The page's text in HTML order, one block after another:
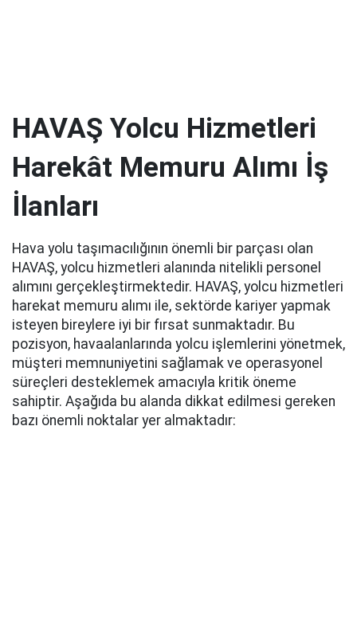
HAVAŞ Yolcu Hizmetleri
Harekât Memuru Alımı İş
İlanları
Hava yolu taşımacılığının önemli bir parçası olan
HAVAŞ, yolcu hizmetleri alanında nitelikli personel
alımını gerçekleştirmektedir. HAVAŞ, yolcu hizmetleri
harekat memuru alımı ile, sektörde kariyer yapmak
isteyen bireylere iyi bir fırsat sunmaktadır. Bu
pozisyon, havaalanlarında yolcu işlemlerini yönetmek,
müşteri memnuniyetini sağlamak ve operasyonel
süreçleri desteklemek amacıyla kritik öneme
sahiptir. Aşağıda bu alanda dikkat edilmesi gereken
bazı önemli noktalar yer almaktadır: